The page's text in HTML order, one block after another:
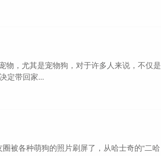
物，尤其是宠物狗，对于许多人来说，不仅是
定带回家...
被各种萌狗的照片刷屏了，从哈士奇的“二哈